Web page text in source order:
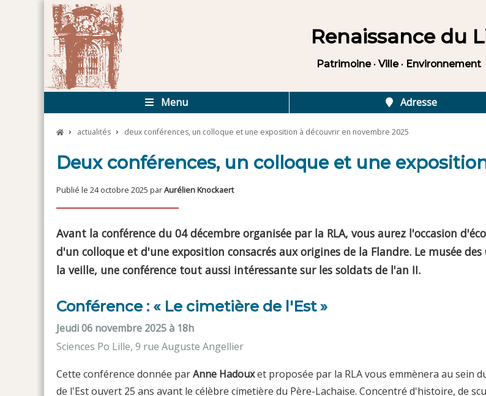
Renaissance du
Patrimoine · Ville · Environnement
Menu Adresse
actualités deux conférences, un colloque et une exposition à découvrir en novembre 2025
Deux conférences, un colloque et une
Publié le 24 octobre 2025 parAurélien Knockaert
Avant la conférence du 04 décembre organisée par la RLA, vous aurez l'occasion
d'un colloque et d'une exposition consacrés aux origines de la Flandre. Le musée
la veille, une conférence tout aussi intéressante sur les soldats de l'an II.
Conférence : « Le cimetière de l'Est »
Jeudi 06 novembre 2025 à 18h
Sciences Po Lille, 9 rue Auguste Angellier
Cette conférence donnée parAnne Hadouxet proposée par la RLA vous emmènera au sein
de l'Est ouvert 25 ans avant le célèbre cimetière du Père-Lachaise. Concentré d'histoire, de